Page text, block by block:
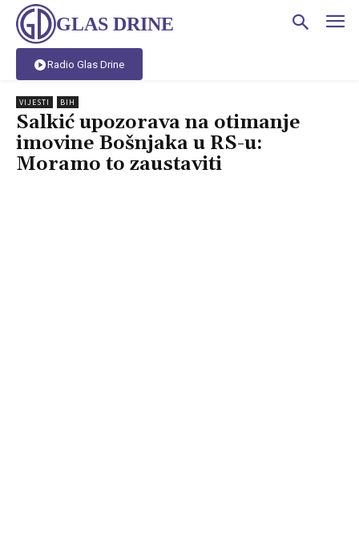
GLAS DRINE
Radio Glas Drine
VIJESTI BIH
Salkić upozorava na otimanje
imovine Bošnjaka u RS-u:
Moramo to zaustaviti